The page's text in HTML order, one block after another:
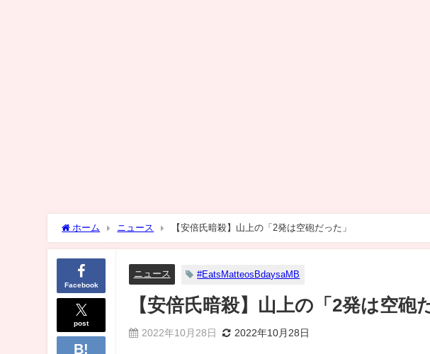
ホーム ニュース 【安倍氏暗殺】山上の「2発は空砲だった」
Facebook
post
ニュース #EatsMatteosBdaysaMB
【安倍氏暗殺】山上の「2発は空砲
2022年10月28日 2022年10月28日